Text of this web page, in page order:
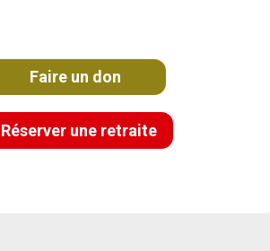
Faire un don
Réserver une retraite